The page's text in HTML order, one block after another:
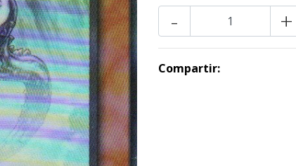
+
-
Compartir: